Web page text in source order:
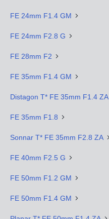
FE 24mm F1.4 GM
FE 24mm F2.8 G
FE 28mm F2
FE 35mm F1.4 GM
Distagon T* FE 35mm F1.4 ZA
FE 35mm F1.8
Sonnar T* FE 35mm F2.8 ZA
FE 40mm F2.5 G
FE 50mm F1.2 GM
FE 50mm F1.4 GM